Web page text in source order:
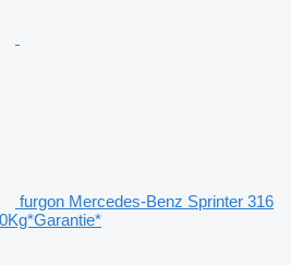
furgon Mercedes-Benz Sprinter 316